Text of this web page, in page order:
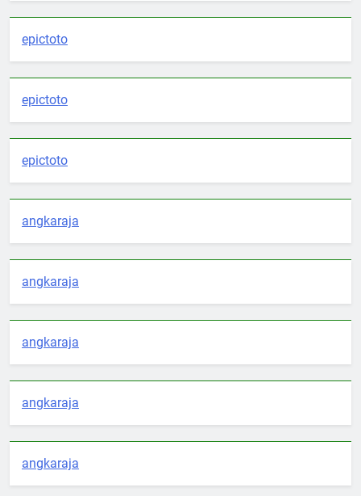
epictoto
epictoto
epictoto
angkaraja
angkaraja
angkaraja
angkaraja
angkaraja